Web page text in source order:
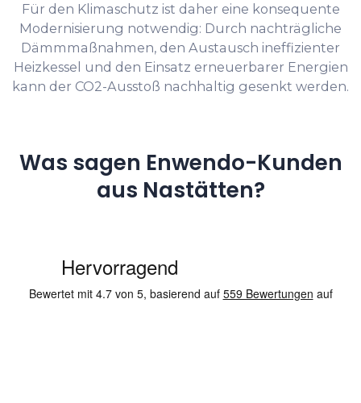
Für den Klimaschutz ist daher eine konsequente
Modernisierung notwendig: Durch nachträgliche
Dämmmaßnahmen, den Austausch ineffizienter
Heizkessel und den Einsatz erneuerbarer Energien
kann der CO2-Ausstoß nachhaltig gesenkt werden.
Was sagen Enwendo-Kunden
aus Nastätten?